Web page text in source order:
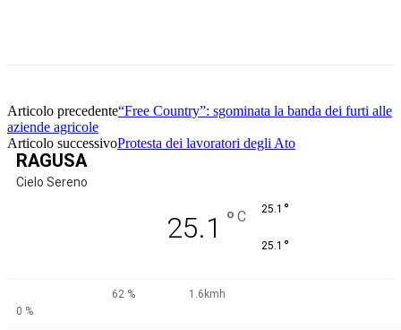
Articolo precedente“Free Country”: sgominata la banda dei furti alle
aziende agricole
Articolo successivoProtesta dei lavoratori degli Ato
RAGUSA
Cielo Sereno
25.1 ° C 25.1 °
25.1 °
62 %
1.6kmh
0 %